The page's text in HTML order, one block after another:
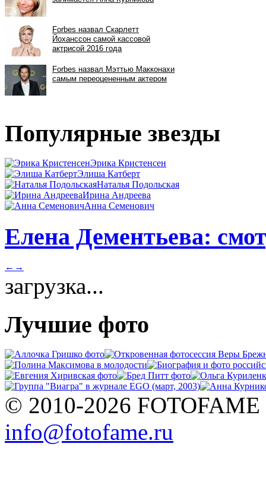
Популярные звезды
Эрика Кристенсен
Элиша Катберт
Наталья Подольская
Ирина Андреева
Анна Семенович
Елена Дементьева:
← →
загрузка...
Лучшие фото
© 2010-2026 FOTOFAME
info@fotofame.ru